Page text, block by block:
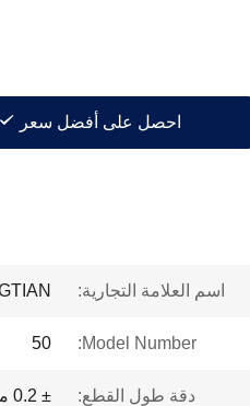
احصل على أفضل سعر
اسم العلامة التجارية:
Model Number:
50
دقة طول القطع: ± 0.2 مم